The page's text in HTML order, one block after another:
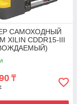
САМОХОДНЫЙ
XILIN CDDR15-III
₸